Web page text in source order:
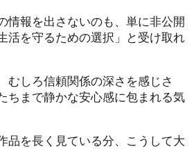
情報を出さないのも、単に非公開
活を守るための選択」と受け取れ
むしろ信頼関係の深さを感じさ
ちまで静かな安心感に包まれる気
品を長く見ている分、こうして大